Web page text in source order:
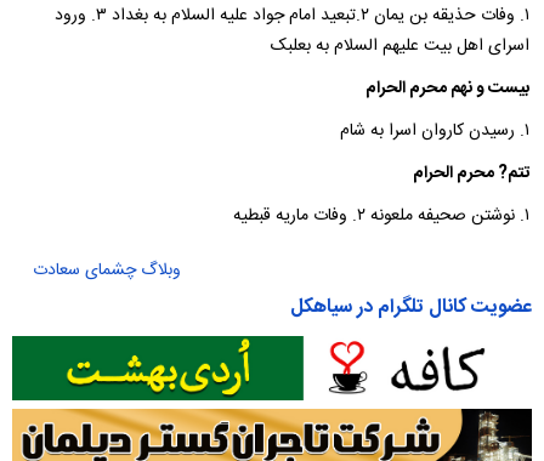
۱. وفات حذیقه بن یمان ۲.تبعید امام جواد علیه السلام به بغداد ۳. ورود
اسرای اهل بیت علیهم السلام به بعلبک
بیست و نهم محرم الحرام
۱. رسیدن کاروان اسرا به شام
تتم? محرم الحرام
۱. نوشتن صحیفه ملعونه ۲. وفات ماریه قبطیه
وبلاگ چشمای سعادت
عضویت کانال تلگرام در سیاهکل